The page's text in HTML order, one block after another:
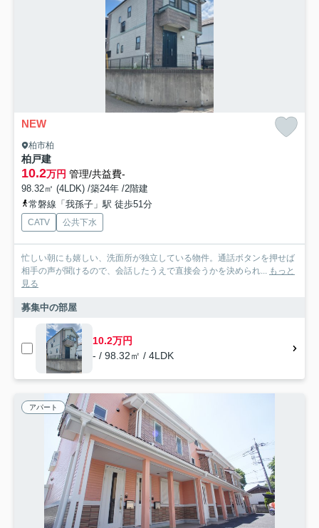
NEW
柏市柏
柏戸建
10.2万円 管理/共益費-
98.32㎡ (4LDK) /築24年 /2階建
常磐線「我孫子」駅 徒歩51分
CATV 公共下水
忙しい朝にも嬉しい、洗面所が独立している物件。通話ボタンを押せば
相手の声が聞けるので、会話したうえで直接会うかを決められ... もっと
見る
募集中の部屋
10.2万円
- / 98.32㎡ / 4LDK
アパート